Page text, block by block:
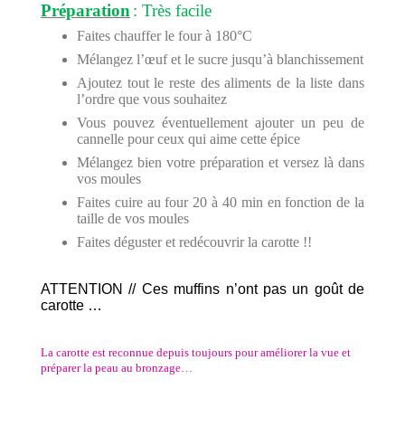
Préparation: Très facile
Faites chauffer le four à 180°C
Mélangez l’œuf et le sucre jusqu’à blanchissement
Ajoutez tout le reste des aliments de la liste dans
l’ordre que vous souhaitez
Vous pouvez éventuellement ajouter un peu de
cannelle pour ceux qui aime cette épice
Mélangez bien votre préparation et versez là dans
vos moules
Faites cuire au four 20 à 40 min en fonction de la
taille de vos moules
Faites déguster et redécouvrir la carotte !!
ATTENTION // Ces muffins n’ont pas un goût de
carotte …
La carotte est reconnue depuis toujours pour améliorer la vue et
préparer la peau au bronzage…